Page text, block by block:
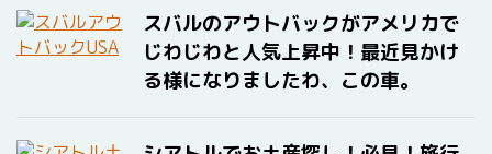
スバルのアウトバックがアメリカで
じわじわと人気上昇中！最近見かけ
る様になりましたわ、この車。